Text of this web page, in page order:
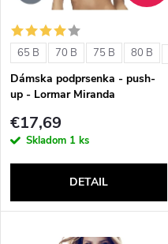
i
e
p
r
d
s
p
r
o
d
65 B 70 B 75 B 80 B
Dámska podprsenka - push-
up - Lormar Miranda
€17,69
Skladom 1 ks
DETAIL